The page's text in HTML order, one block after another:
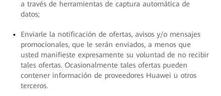
a través de herramientas de captura automática de
datos;
Enviarle la notificación de ofertas, avisos y/o mensajes
promocionales, que le serán enviados, a menos que
usted manifieste expresamente su voluntad de no recibir
tales ofertas. Ocasionalmente tales ofertas pueden
contener información de proveedores Huawei u otros
terceros.